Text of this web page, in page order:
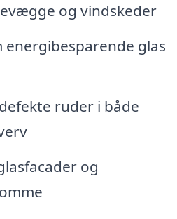
og vindskeder
energibesparende glas
ruder i både
og